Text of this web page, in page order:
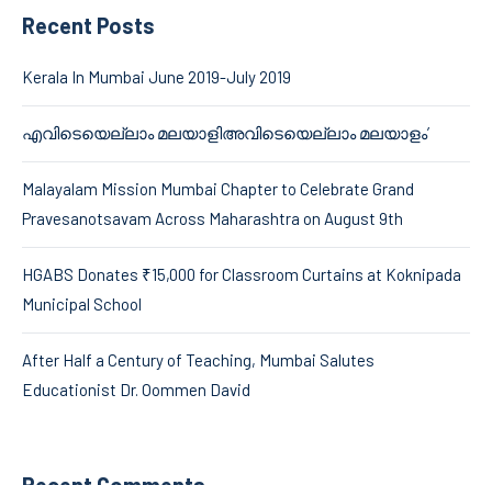
Recent Posts
Kerala In Mumbai June 2019-July 2019
എവിടെയെല്ലാം മലയാളിഅവിടെയെല്ലാം മലയാളം’
Malayalam Mission Mumbai Chapter to Celebrate Grand
Pravesanotsavam Across Maharashtra on August 9th
HGABS Donates ₹15,000 for Classroom Curtains at Koknipada
Municipal School
After Half a Century of Teaching, Mumbai Salutes
Educationist Dr. Oommen David